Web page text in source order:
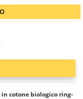
in cotone biologico ring-